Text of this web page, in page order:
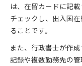
は、在留カードに記
チェックし、出入国
ることです。
また、行政書士が作
記録や複数勤務先の